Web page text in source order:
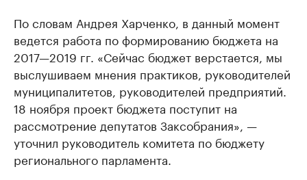
По словам Андрея Харченко, в данный момент
ведется работа по формированию бюджета на
2017—2019 гг. «Сейчас бюджет верстается, мы
выслушиваем мнения практиков, руководителей
муниципалитетов, руководителей предприятий.
18 ноября проект бюджета поступит на
рассмотрение депутатов Заксобрания», —
уточнил руководитель комитета по бюджету
регионального парламента.